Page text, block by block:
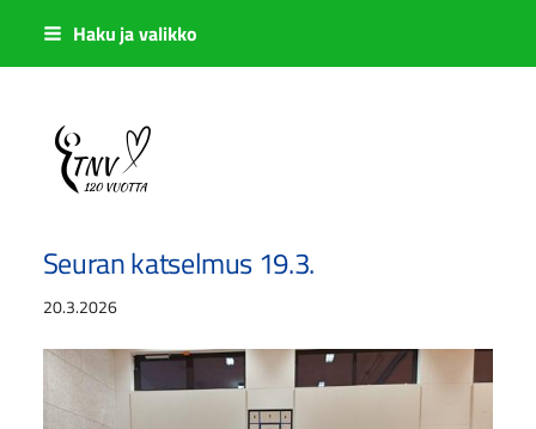
Siirry
sisältöön
Haku ja valikko
Sivuston etusivulle
Seuran katselmus 19.3.
20.3.2026